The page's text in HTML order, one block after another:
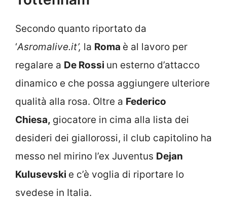
Secondo quanto riportato da
‘Asromalive.it’, la Roma è al lavoro per
regalare a De Rossi un esterno d’attacco
dinamico e che possa aggiungere ulteriore
qualità alla rosa. Oltre a Federico
Chiesa, giocatore in cima alla lista dei
desideri dei giallorossi, il club capitolino ha
messo nel mirino l’ex Juventus Dejan
Kulusevski e c’è voglia di riportare lo
svedese in Italia.